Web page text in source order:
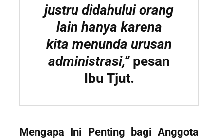
justru didahului orang
lain hanya karena
kita menunda urusan
administrasi,”pesan
Ibu Tjut.
Mengapa Ini Penting bagi Anggota